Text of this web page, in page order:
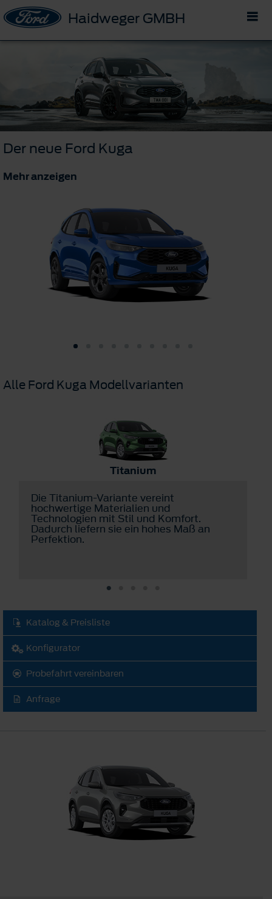
Haidweger GMBH
Der neue Ford Kuga
Mehr anzeigen
Alle Ford Kuga Modellvarianten
Titanium
Die Titanium-Variante vereint
hochwertige Materialien und
Technologien mit Stil und Komfort.
Dadurch liefern sie ein hohes Maß an
Perfektion.
Katalog & Preisliste
Konfigurator
Probefahrt vereinbaren
Anfrage